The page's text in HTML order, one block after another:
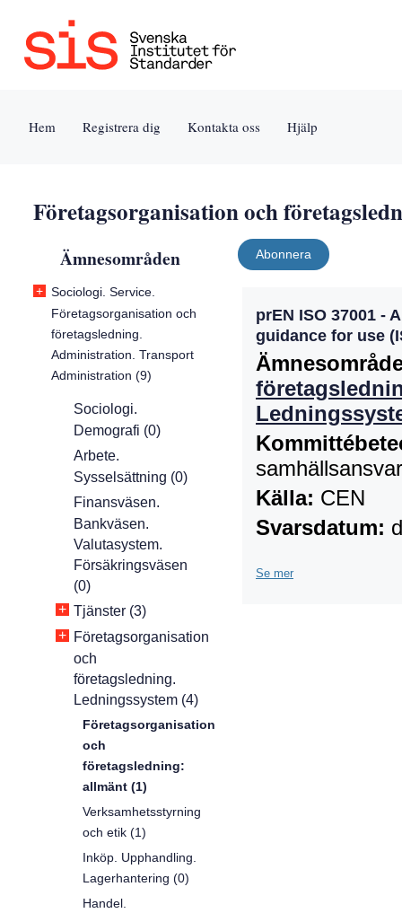
Jump
Tillgänglighet
Användarvillkor
Hem Registrera dig Kontakta oss Hjälp
Företagsorganisation och
Ämnesområden
+ Sociologi. Service.
Företagsorganisation och
företagsledning.
Administration. Transport
Administration (9)
Sociologi.
Demografi (0)
Arbete.
Sysselsättning (0)
Finansväsen.
Bankväsen.
Valutasystem.
Försäkringsväsen
(0)
+ Tjänster (3)
+ Företagsorganisation
och
företagsledning.
Ledningssystem (4)
Företagsorganisation
och
företagsledning:
allmänt (1)
Verksamhetsstyrning
och etik (1)
Inköp. Upphandling.
Lagerhantering (0)
Handel.
Abonnera
prEN ISO 37001 -
guidance for use
Källa: CEN
Svarsdatum:
Se mer